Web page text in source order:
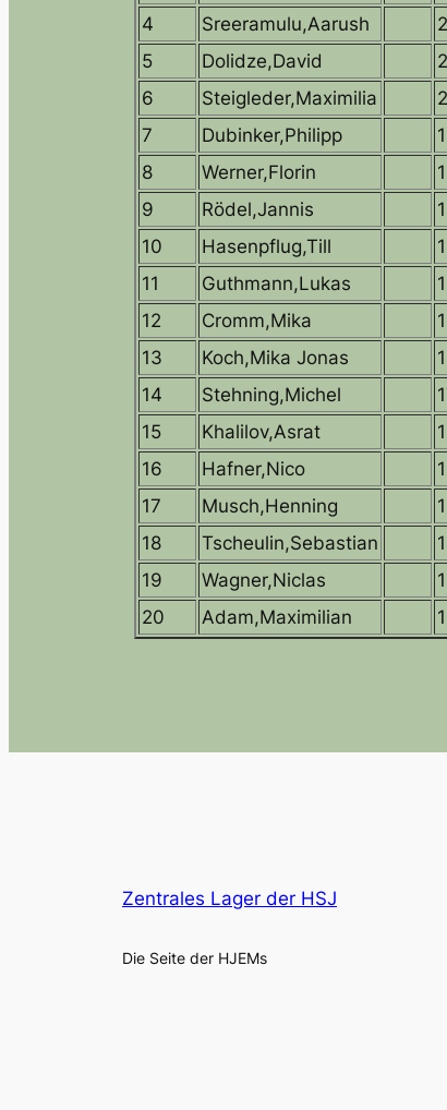
4
Sreeramulu,Aarush
5
Dolidze,David
6
Steigleder,Maximilia
7
Dubinker,Philipp
8
Werner,Florin
9
Rödel,Jannis
10
Hasenpflug,Till
11
Guthmann,Lukas
12
Cromm,Mika
13
Koch,Mika Jonas
14
Stehning,Michel
15
Khalilov,Asrat
16
Hafner,Nico
17
Musch,Henning
18
Tscheulin,Sebastian
19
Wagner,Niclas
20
Adam,Maximilian
Zentrales Lager der HSJ
Die Seite der HJEMs